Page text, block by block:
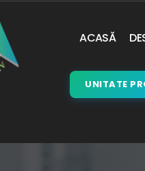
ACASĂ
UNITATE